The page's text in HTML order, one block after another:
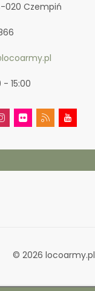
020 Czempiń
15:00
© 2026 locoarmy.pl